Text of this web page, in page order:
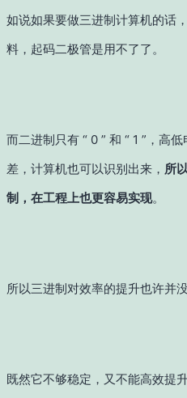
如说如果要做三进制计算机的话
料，起码二极管是用不了了。
而二进制只有 “ 0 ” 和 “ 1 ”，高
差，计算机也可以识别出来， 所
制，在工程上也更容易实现。
所以三进制对效率的提升也许并
既然它不够稳定，又不能高效提